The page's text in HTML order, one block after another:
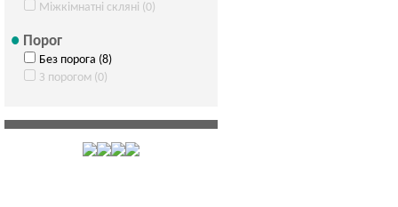
Міжкімнатні скляні (0)
Порог
Без порога (8)
З порогом (0)